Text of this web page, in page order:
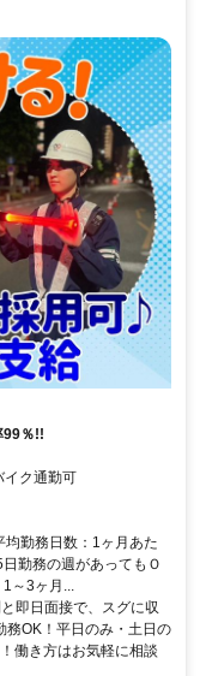
99％!!
イク通勤可
勤務日数：1ヶ月あた
勤務の週があってもＯ
～3ヶ月...
即日面接で、スグに収
務OK！平日のみ・土日の
働き方はお気軽に相談